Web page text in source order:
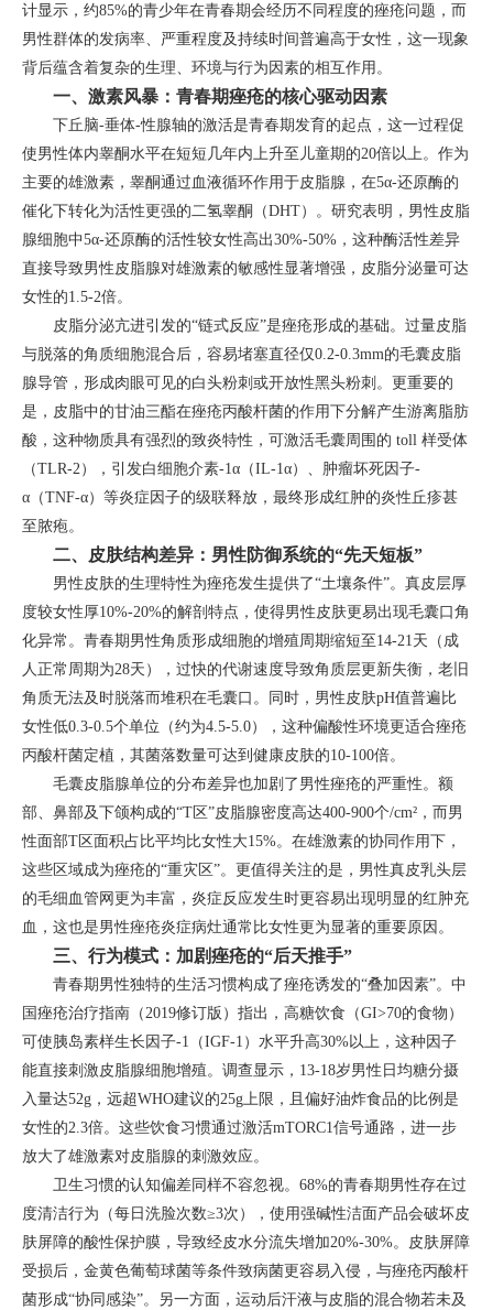
计显示，约85%的青少年在青春期会经历不同程度的痤疮问题，而
男性群体的发病率、严重程度及持续时间普遍高于女性，这一现象
背后蕴含着复杂的生理、环境与行为因素的相互作用。
一、激素风暴：青春期痤疮的核心驱动因素
下丘脑-垂体-性腺轴的激活是青春期发育的起点，这一过程促
使男性体内睾酮水平在短短几年内上升至儿童期的20倍以上。作为
主要的雄激素，睾酮通过血液循环作用于皮脂腺，在5α-还原酶的
催化下转化为活性更强的二氢睾酮（DHT）。研究表明，男性皮脂
腺细胞中5α-还原酶的活性较女性高出30%-50%，这种酶活性差异
直接导致男性皮脂腺对雄激素的敏感性显著增强，皮脂分泌量可达
女性的1.5-2倍。
皮脂分泌亢进引发的“链式反应”是痤疮形成的基础。过量皮脂
与脱落的角质细胞混合后，容易堵塞直径仅0.2-0.3mm的毛囊皮脂
腺导管，形成肉眼可见的白头粉刺或开放性黑头粉刺。更重要的
是，皮脂中的甘油三酯在痤疮丙酸杆菌的作用下分解产生游离脂肪
酸，这种物质具有强烈的致炎特性，可激活毛囊周围的 toll 样受体
（TLR-2），引发白细胞介素-1α（IL-1α）、肿瘤坏死因子-
α（TNF-α）等炎症因子的级联释放，最终形成红肿的炎性丘疹甚
至脓疱。
二、皮肤结构差异：男性防御系统的“先天短板”
男性皮肤的生理特性为痤疮发生提供了“土壤条件”。真皮层厚
度较女性厚10%-20%的解剖特点，使得男性皮肤更易出现毛囊口角
化异常。青春期男性角质形成细胞的增殖周期缩短至14-21天（成
人正常周期为28天），过快的代谢速度导致角质层更新失衡，老旧
角质无法及时脱落而堆积在毛囊口。同时，男性皮肤pH值普遍比
女性低0.3-0.5个单位（约为4.5-5.0），这种偏酸性环境更适合痤疮
丙酸杆菌定植，其菌落数量可达到健康皮肤的10-100倍。
毛囊皮脂腺单位的分布差异也加剧了男性痤疮的严重性。额
部、鼻部及下颌构成的“T区”皮脂腺密度高达400-900个/cm²，而男
性面部T区面积占比平均比女性大15%。在雄激素的协同作用下，
这些区域成为痤疮的“重灾区”。更值得关注的是，男性真皮乳头层
的毛细血管网更为丰富，炎症反应发生时更容易出现明显的红肿充
血，这也是男性痤疮炎症病灶通常比女性更为显著的重要原因。
三、行为模式：加剧痤疮的“后天推手”
青春期男性独特的生活习惯构成了痤疮诱发的“叠加因素”。中
国痤疮治疗指南（2019修订版）指出，高糖饮食（GI>70的食物）
可使胰岛素样生长因子-1（IGF-1）水平升高30%以上，这种因子
能直接刺激皮脂腺细胞增殖。调查显示，13-18岁男性日均糖分摄
入量达52g，远超WHO建议的25g上限，且偏好油炸食品的比例是
女性的2.3倍。这些饮食习惯通过激活mTORC1信号通路，进一步
放大了雄激素对皮脂腺的刺激效应。
卫生习惯的认知偏差同样不容忽视。68%的青春期男性存在过
度清洁行为（每日洗脸次数≥3次），使用强碱性洁面产品会破坏皮
肤屏障的酸性保护膜，导致经皮水分流失增加20%-30%。皮肤屏障
受损后，金黄色葡萄球菌等条件致病菌更容易入侵，与痤疮丙酸杆
菌形成“协同感染”。另一方面，运动后汗液与皮脂的混合物若未及